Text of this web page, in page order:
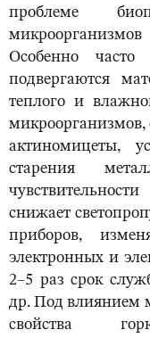
проблеме
Особенно часто
подвергаются
теплого и
микроорганизмов,
актиномицеты,
старения
снижает
приборов,
электронных и
2–5 раз срок
др. Под влиянием
свойства